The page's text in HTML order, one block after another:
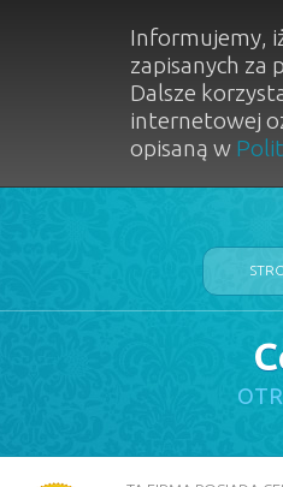
Informujemy,
zapisanych za
Dalsze
internetowej
opisaną w